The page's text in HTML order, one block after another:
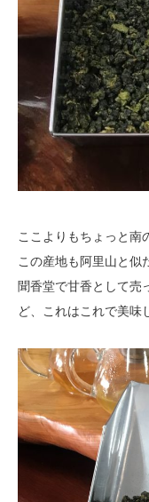
ここよりもちょっと南
この産地も阿里山と似
聞香堂で甘香として売
ど、これはこれで美味